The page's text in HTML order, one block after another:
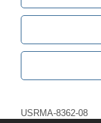
USRMA-8362-08